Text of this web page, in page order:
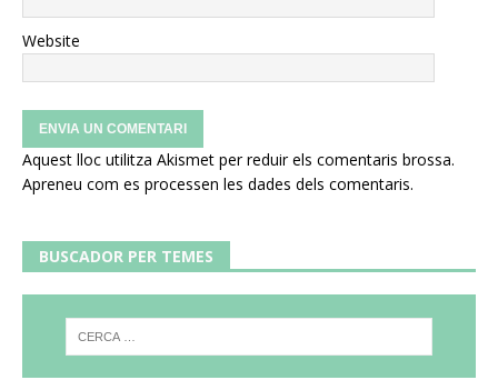
Website
Aquest lloc utilitza Akismet per reduir els comentaris brossa.
Apreneu com es processen les dades dels comentaris.
BUSCADOR PER TEMES